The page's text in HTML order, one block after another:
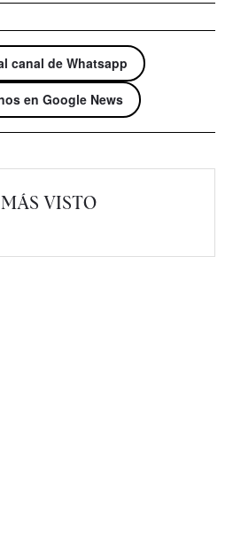
canal de Whatsapp
en Google News
VISTO